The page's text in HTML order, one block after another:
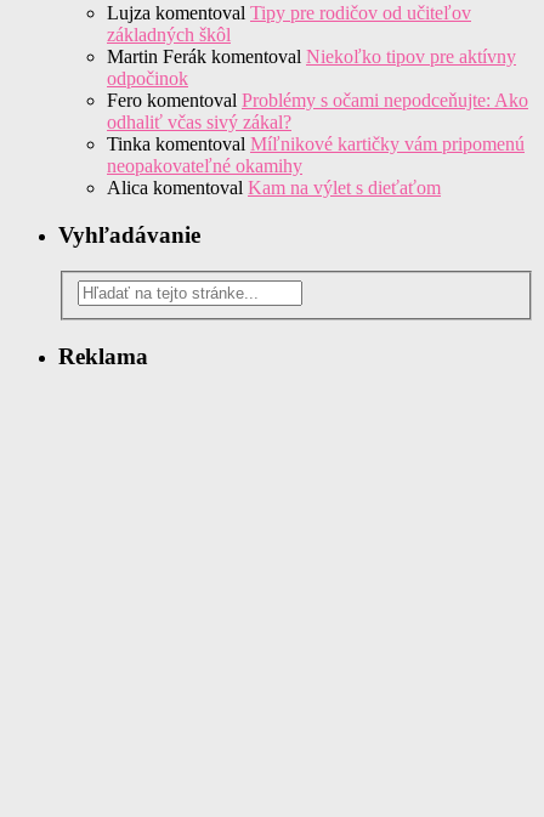
Lujza komentoval Tipy pre rodičov od učiteľov
základných škôl
Martin Ferák komentoval Niekoľko tipov pre aktívny
odpočinok
Fero komentoval Problémy s očami nepodceňujte: Ako
odhaliť včas sivý zákal?
Tinka komentoval Míľnikové kartičky vám pripomenú
neopakovateľné okamihy
Alica komentoval Kam na výlet s dieťaťom
Vyhľadávanie
Reklama